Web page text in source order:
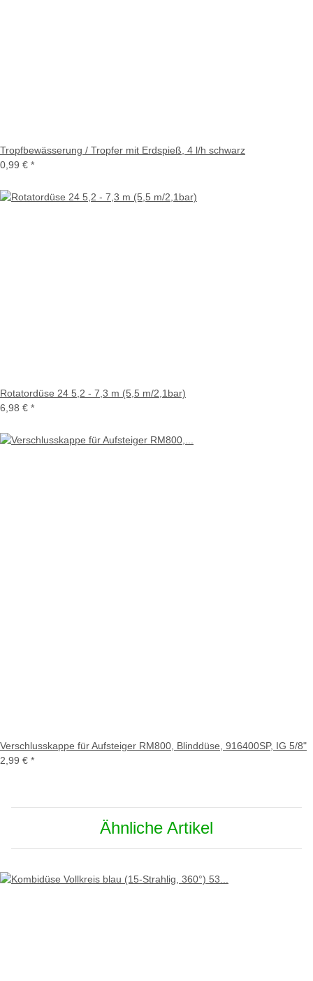
Tropfbewässerung / Tropfer mit Erdspieß, 4 l/h schwarz
0,99 € *
Rotatordüse 24 5,2 - 7,3 m (5,5 m/2,1bar)
6,98 € *
Verschlusskappe für Aufsteiger RM800, Blinddüse, 916400SP, IG 5/8"
2,99 € *
Ähnliche Artikel